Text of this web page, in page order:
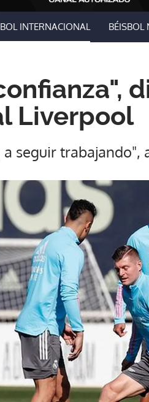
INTERNACIONAL BÉISBOL
Liverpool
a seguir